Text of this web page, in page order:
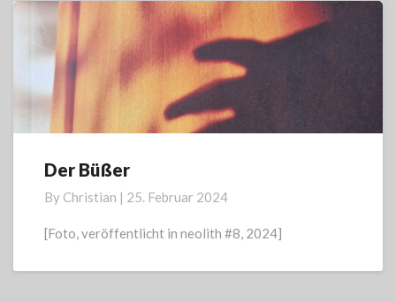
Der
Der Büßer
By Christian | 25. Februar 2024
[Foto, veröffentlicht in neolith #8, 2024]